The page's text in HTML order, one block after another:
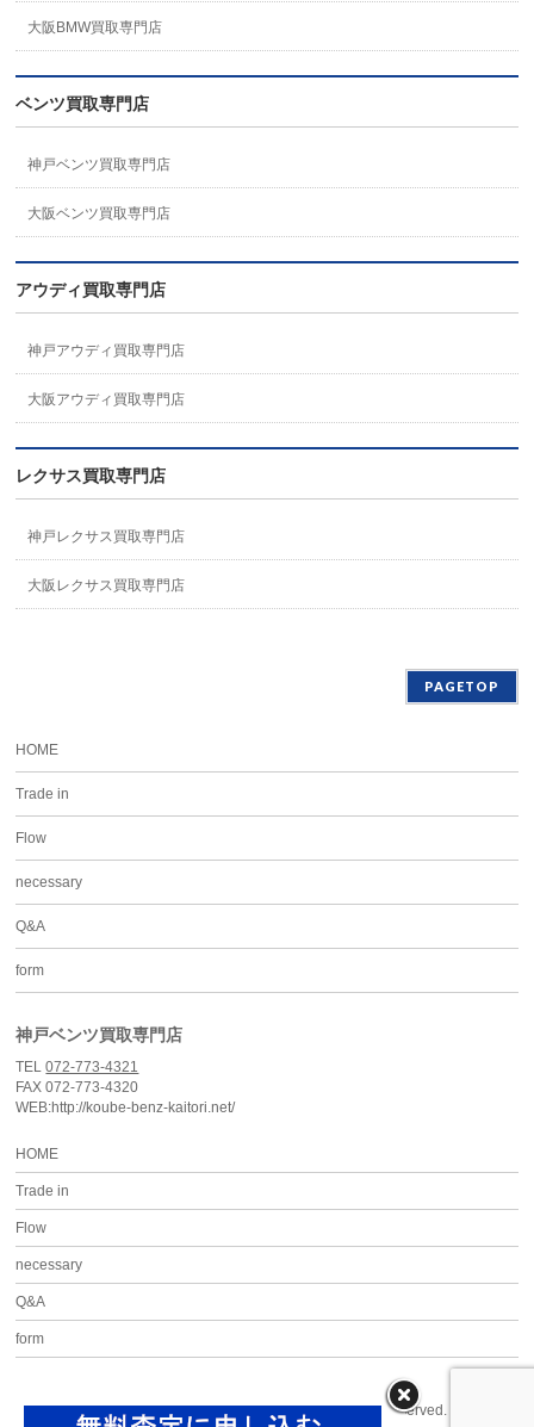
大阪BMW買取専門店
ベンツ買取専門店
神戸ベンツ買取専門店
大阪ベンツ買取専門店
アウディ買取専門店
神戸アウディ買取専門店
大阪アウディ買取専門店
レクサス買取専門店
神戸レクサス買取専門店
大阪レクサス買取専門店
PAGETOP
HOME
Trade in
Flow
necessary
Q&A
form
神戸ベンツ買取専門店
TEL072-773-4321
FAX 072-773-4320
WEB:http://koube-benz-kaitori.net/
HOME
Trade in
Flow
necessary
Q&A
form
Copyright ©神戸ベンツ買取専門店All Rights Reserved.